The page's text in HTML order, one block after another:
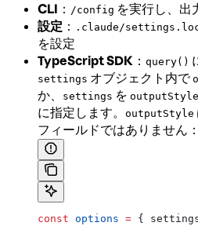
CLI ： /config を実行し、出
設定 ： .claude/
を設定
TypeScript SDK ： query()
settings オブジェクト内で
か、
settings を outputStyle
に指定します。
outputStyle
フィールドではありません：
const options = {